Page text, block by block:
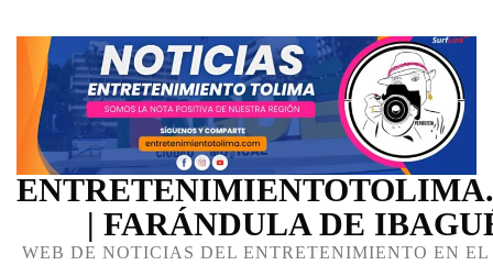
| FARÁNDULA DE
WEB DE NOTICIAS DEL ENTRETENIMIENTO EN